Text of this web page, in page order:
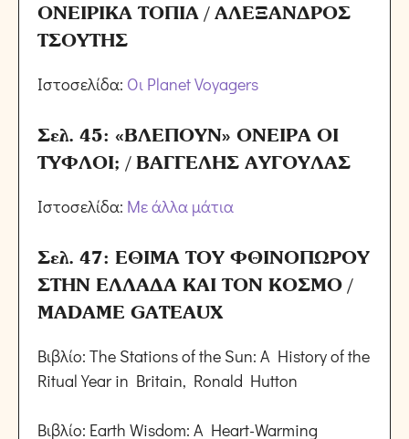
ΟΝΕΙΡΙΚΑ ΤΟΠΙΑ / ΑΛΕΞΑΝΔΡΟΣ
ΤΣΟΥΤΗΣ
Ιστοσελίδα: Οι Planet Voyagers
Σελ. 45: «ΒΛΕΠΟΥΝ» ΟΝΕΙΡΑ ΟΙ
ΤΥΦΛΟΙ; / ΒΑΓΓΕΛΗΣ ΑΥΓΟΥΛΑΣ
Ιστοσελίδα: Με άλλα μάτια
Σελ. 47: ΕΘΙΜΑ ΤΟΥ ΦΘΙΝΟΠΩΡΟΥ
ΣΤΗΝ ΕΛΛΑΔΑ ΚΑΙ ΤΟΝ ΚΟΣΜΟ /
MADAME GATEAUX
Βιβλίο: The Stations of the Sun: A History of the
Ritual Year in Britain, Ronald Hutton
Βιβλίο: Earth Wisdom: A Heart-Warming